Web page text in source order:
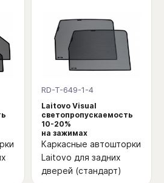
RD-T-649-1-4
Laitovo Visual
светопропускаемость
10-20%
на зажимах
Каркасные автошторки
Laitovo для задних
дверей (стандарт)